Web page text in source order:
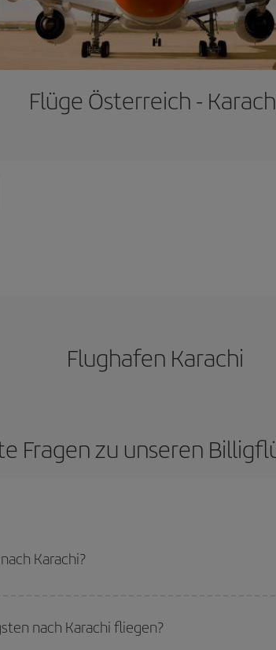
Flüge Österreich -
Flughafen Karachi
Fragen zu unseren
Karachi?
bestimmtes Reiseziel entschieden haben, schauen
nach Karachi fliegen?